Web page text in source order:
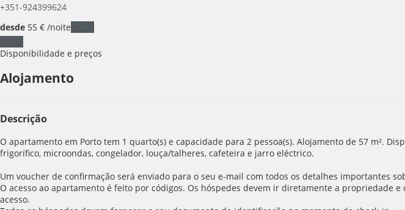
+351-924399624
desde 55 € /noite
Disponibilidade e preços
Alojamento
Descrição
O apartamento em Porto tem 1 quarto(s) e capacidade para 2 pessoa(s). Alojamento de 57 m².
frigorífico, microondas, congelador, louça/talheres, cafeteira e jarro eléctrico.
Um voucher de confirmação será enviado para o seu e-mail com todos os detalhes importantes
O acesso ao apartamento é feito por códigos. Os hóspedes devem ir diretamente a propriedade
acesso.